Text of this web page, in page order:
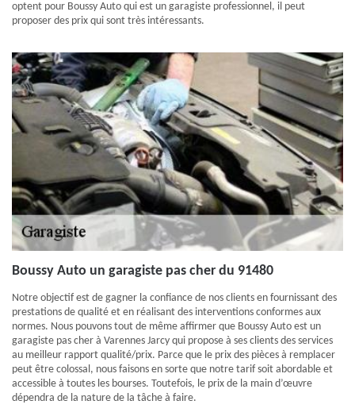
optent pour Boussy Auto qui est un garagiste professionnel, il peut
proposer des prix qui sont très intéressants.
Boussy Auto un garagiste pas cher du 91480
Notre objectif est de gagner la confiance de nos clients en fournissant des
prestations de qualité et en réalisant des interventions conformes aux
normes. Nous pouvons tout de même affirmer que Boussy Auto est un
garagiste pas cher à Varennes Jarcy qui propose à ses clients des services
au meilleur rapport qualité/prix. Parce que le prix des pièces à remplacer
peut être colossal, nous faisons en sorte que notre tarif soit abordable et
accessible à toutes les bourses. Toutefois, le prix de la main d’œuvre
dépendra de la nature de la tâche à faire.